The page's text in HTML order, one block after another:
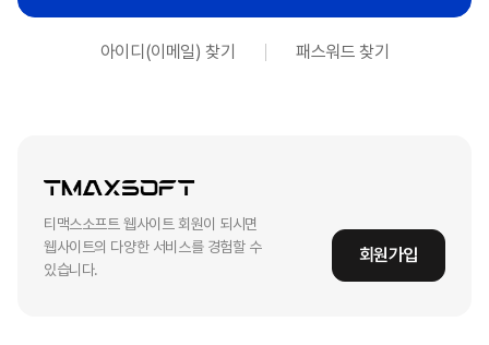
아이디(이메일) 찾기 패스워드 찾기
티맥스소프트 웹사이트 회원이 되시면
웹사이트의 다양한 서비스를 경험할 수
있습니다.
회원가입